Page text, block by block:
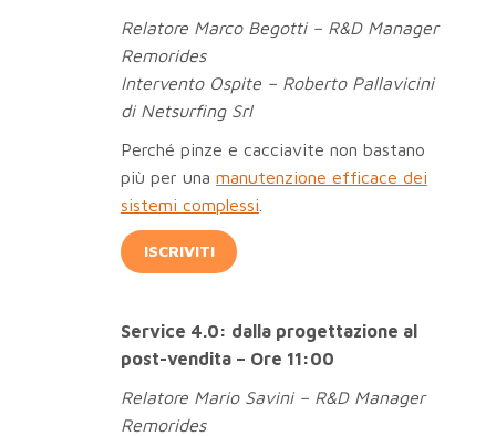
Relatore Marco Begotti – R&D Manager
Remorides
Intervento Ospite – Roberto Pallavicini
di Netsurfing Srl
Perché pinze e cacciavite non bastano
più per una manutenzione efficace dei
sistemi complessi
ISCRIVITI
Service 4.0: dalla progettazione al
post-vendita – Ore 11:00
Relatore Mario Savini – R&D Manager
Remorides